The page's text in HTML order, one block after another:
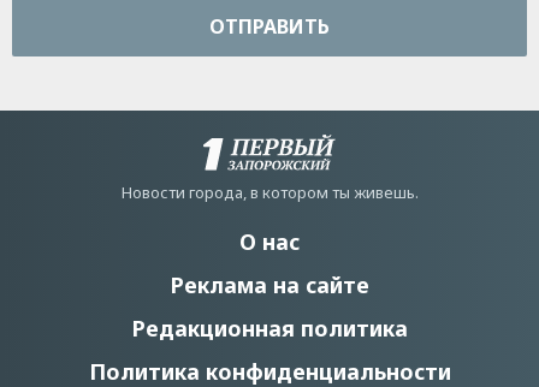
ОТПРАВИТЬ
Новости города, в котором ты живешь.
О нас
Реклама на сайте
Редакционная политика
Политика конфиденциальности